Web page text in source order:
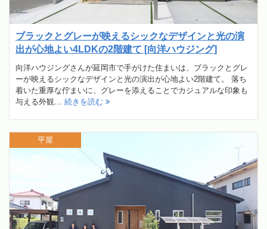
ブラックとグレーが映えるシックなデザインと光の演
出が心地よい4LDKの2階建て [向洋ハウジング]
向洋ハウジングさんが延岡市で手がけた住まいは、ブラックとグレ
ーが映えるシックなデザインと光の演出が心地よい2階建て。 落ち
着いた重厚な佇まいに、グレーを添えることでカジュアルな印象も
与える外観… 続きを読む
平屋